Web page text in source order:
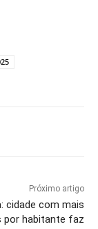
Próximo artigo
cidade com mais
por habitante faz